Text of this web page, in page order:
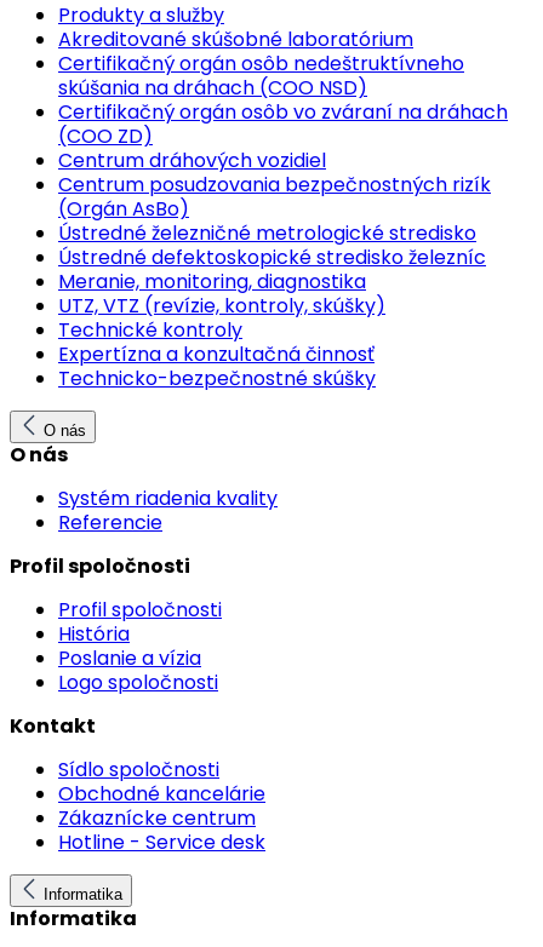
Produkty a služby
Akreditované skúšobné laboratórium
Certifikačný orgán osôb nedeštruktívneho
skúšania na dráhach (COO NSD)
Certifikačný orgán osôb vo zváraní na dráhach
(COO ZD)
Centrum dráhových vozidiel
Centrum posudzovania bezpečnostných rizík
(Orgán AsBo)
Ústredné železničné metrologické stredisko
Ústredné defektoskopické stredisko železníc
Meranie, monitoring, diagnostika
UTZ, VTZ (revízie, kontroly, skúšky)
Technické kontroly
Expertízna a konzultačná činnosť
Technicko-bezpečnostné skúšky
O nás
O nás
Systém riadenia kvality
Referencie
Profil spoločnosti
Profil spoločnosti
História
Poslanie a vízia
Logo spoločnosti
Kontakt
Sídlo spoločnosti
Obchodné kancelárie
Zákaznícke centrum
Hotline - Service desk
Informatika
Informatika